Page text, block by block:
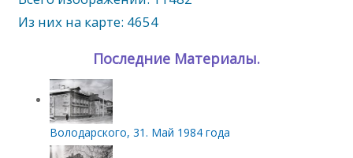
Из них на карте: 4654
Последние Материалы.
Володарского, 31. Май 1984 года